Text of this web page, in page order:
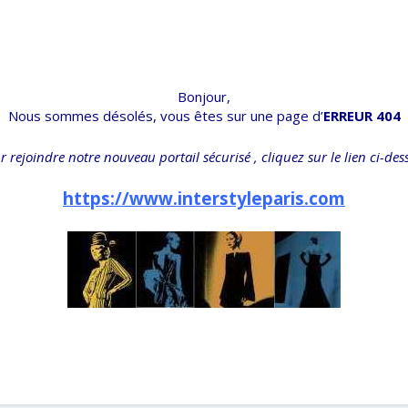
Bonjour,
Nous sommes désolés, vous êtes sur une page d’ERREUR 404
rejoindre notre nouveau portail sécurisé , cliquez sur le lien ci-
https://www.interstyleparis.com